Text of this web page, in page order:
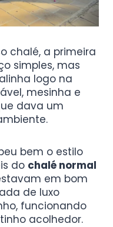
chalé, a primeira
simples, mas
logo na
mesinha e
dava um
bem o estilo
do chalé normal
em bom
de luxo
funcionando
acolhedor.